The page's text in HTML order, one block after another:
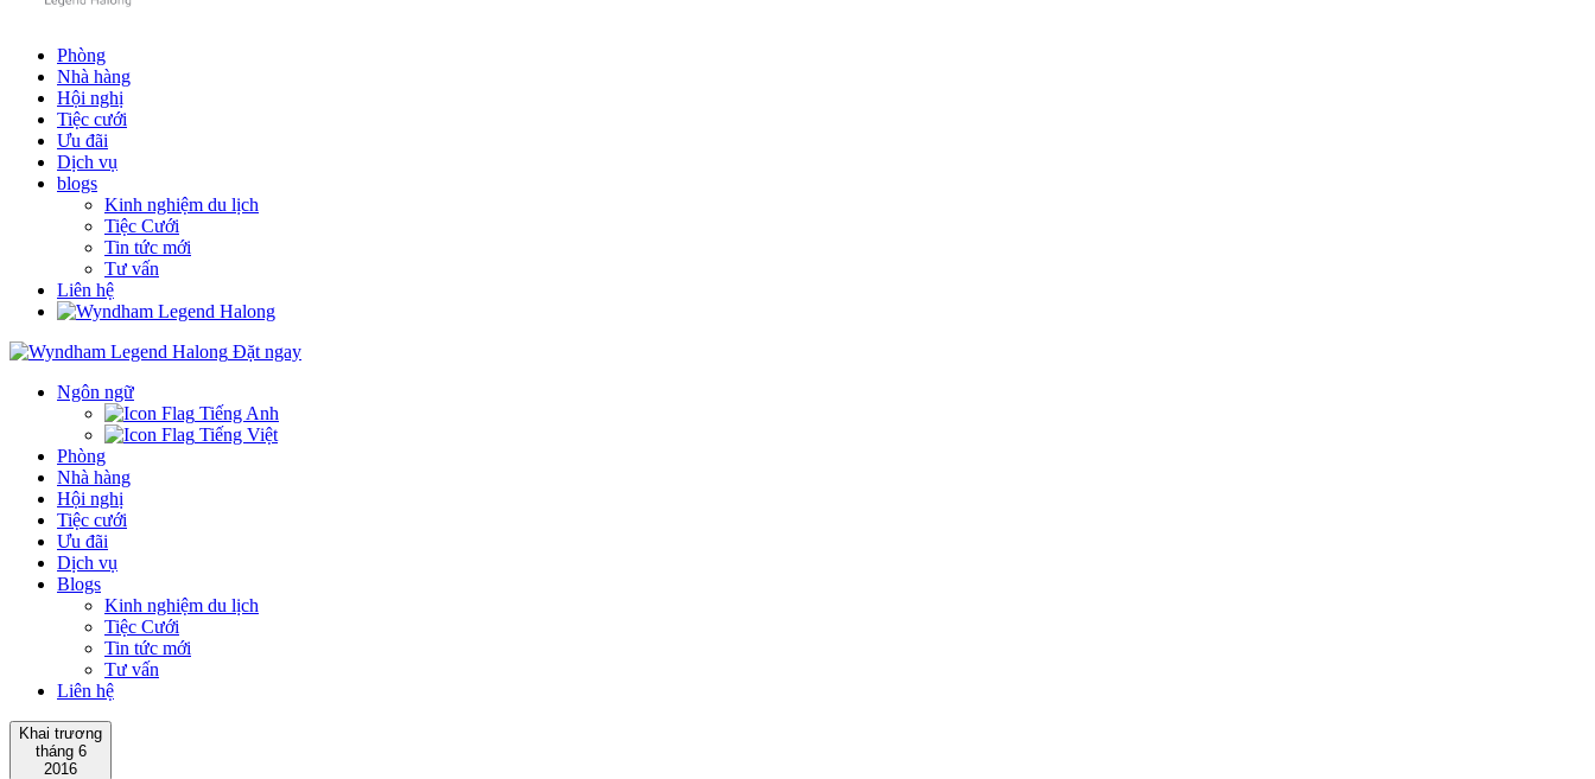
Phòng
Nhà hàng
Hội nghị
Tiệc cưới
Ưu đãi
Dịch vụ
blogs
Kinh nghiệm du lịch
Tiệc Cưới
Tin tức mới
Tư vấn
Liên hệ
Đặt ngay
Ngôn ngữ
Tiếng Anh
Tiếng Việt
Phòng
Nhà hàng
Hội nghị
Tiệc cưới
Ưu đãi
Dịch vụ
Blogs
Kinh nghiệm du lịch
Tiệc Cưới
Tin tức mới
Tư vấn
Liên hệ
Khai trương
tháng 6
2016